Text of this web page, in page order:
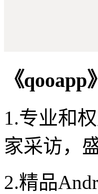
《qooapp
1.专业和
家采访，
2.精品